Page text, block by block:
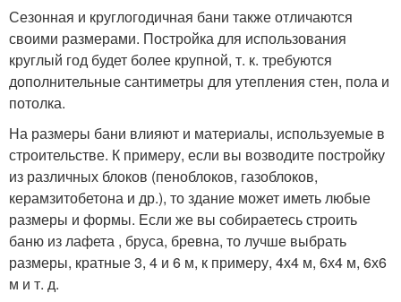
Сезонная и круглогодичная бани также отличаются
своими размерами. Постройка для использования
круглый год будет более крупной, т. к. требуются
дополнительные сантиметры для утепления стен, пола и
потолка.
На размеры бани влияют и материалы, используемые в
строительстве. К примеру, если вы возводите постройку
из различных блоков (пеноблоков, газоблоков,
керамзитобетона и др.), то здание может иметь любые
размеры и формы. Если же вы собираетесь строить
баню из лафета , бруса, бревна, то лучше выбрать
размеры, кратные 3, 4 и 6 м, к примеру, 4х4 м, 6х4 м, 6х6
м и т. д.